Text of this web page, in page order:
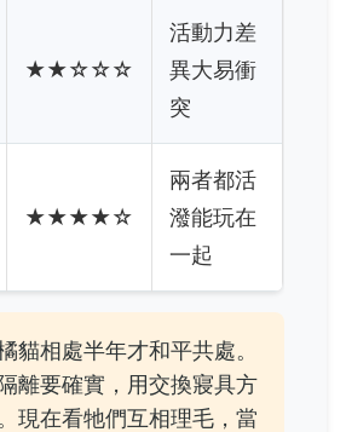
★★☆☆☆
活動力差
異大易衝
突
★★★★☆
兩者都活
潑能玩在
一起
貓相處半年才和平共處。
離要確實，用交換寢具方
現在看牠們互相理毛，當